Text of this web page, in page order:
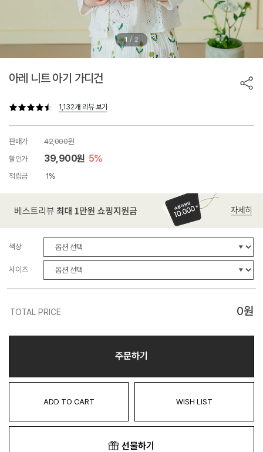
1 / 2
아레 니트 아기 가디건
1,132개 리뷰 보기
판매가
42,000원
할인가
39,900원 5%
적립금 1%
색상
사이즈
TOTAL PRICE 0원
주문하기
ADD TO CART WISH LIST
선물하기